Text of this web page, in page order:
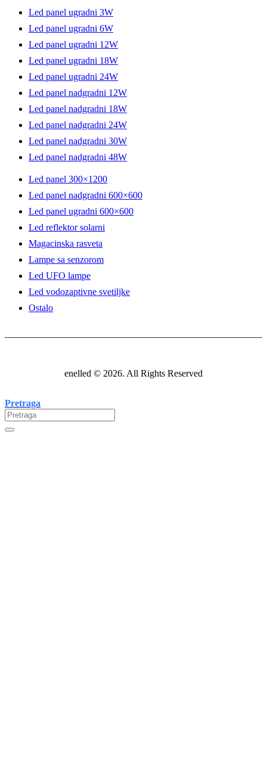
Led panel ugradni 3W
Led panel ugradni 6W
Led panel ugradni 12W
Led panel ugradni 18W
Led panel ugradni 24W
Led panel nadgradni 12W
Led panel nadgradni 18W
Led panel nadgradni 24W
Led panel nadgradni 30W
Led panel nadgradni 48W
Led panel 300×1200
Led panel nadgradni 600×600
Led panel ugradni 600×600
Led reflektor solarni
Magacinska rasveta
Lampe sa senzorom
Led UFO lampe
Led vodozaptivne svetiljke
Ostalo
enelled © 2026. All Rights Reserved
Pretraga